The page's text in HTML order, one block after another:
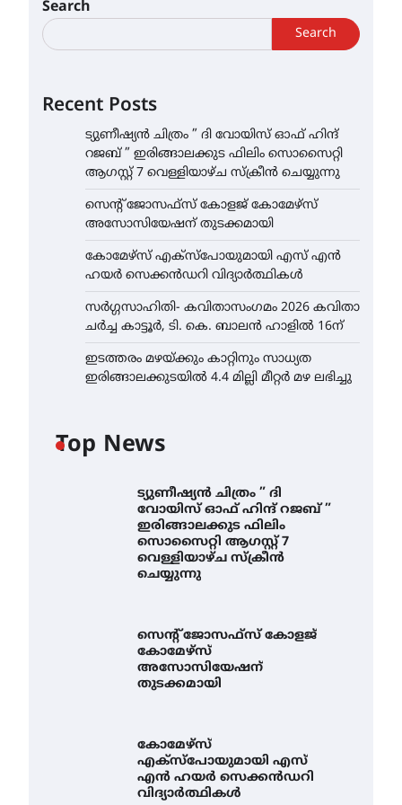
Search
Search
Recent Posts
ട്യുണീഷ്യൻ ചിത്രം ” ദി വോയിസ് ഓഫ് ഹിന്ദ്
റജബ് ” ഇരിങ്ങാലക്കുട ഫിലിം സൊസൈറ്റി
ആഗസ്റ്റ് 7 വെള്ളിയാഴ്ച സ്‌ക്രീൻ ചെയ്യുന്നു
സെന്റ് ജോസഫ്സ് കോളജ് കോമേഴ്‌സ്
അസോസിയേഷന് തുടക്കമായി
കോമേഴ്സ് എക്സ്പോയുമായി എസ് എൻ
ഹയർ സെക്കൻഡറി വിദ്യാർത്ഥികൾ
സർഗ്ഗസാഹിതി- കവിതാസംഗമം 2026 കവിതാ
ചർച്ച കാട്ടൂർ, ടി. കെ. ബാലൻ ഹാളിൽ 16ന്
ഇടത്തരം മഴയ്ക്കും കാറ്റിനും സാധ്യത
ഇരിങ്ങാലക്കുടയിൽ 4.4 മില്ലി മീറ്റർ മഴ ലഭിച്ചു
Top News
ട്യുണീഷ്യൻ ചിത്രം ” ദി
വോയിസ് ഓഫ് ഹിന്ദ് റജബ് ”
ഇരിങ്ങാലക്കുട ഫിലിം
സൊസൈറ്റി ആഗസ്റ്റ് 7
വെള്ളിയാഴ്ച സ്‌ക്രീൻ
ചെയ്യുന്നു
സെന്റ് ജോസഫ്സ് കോളജ്
കോമേഴ്‌സ്
അസോസിയേഷന്
തുടക്കമായി
കോമേഴ്സ്
എക്സ്പോയുമായി എസ്
എൻ ഹയർ സെക്കൻഡറി
വിദ്യാർത്ഥികൾ